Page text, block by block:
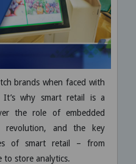
brands when faced with
It’s why smart retail is a
the role of embedded
and the key
of smart retail – from
to store analytics.